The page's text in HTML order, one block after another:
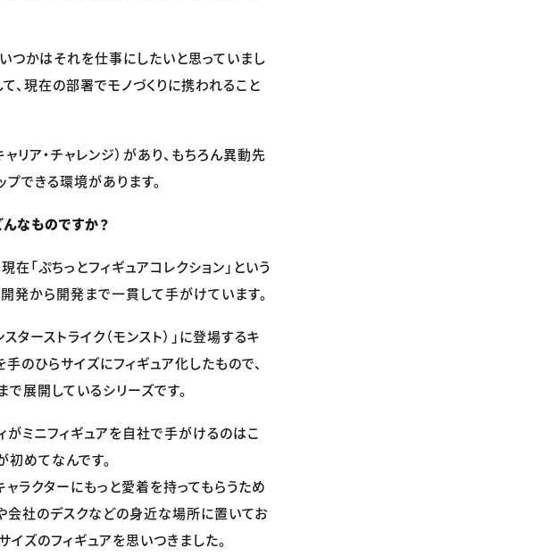
つかはそれを仕事にしたいと思っていまし
、現在の部署でモノづくりに携われること
リア・チャレンジ）があり、もちろん異動先
できる環境があります。
なものですか？
在「ぷちっとフィギュアコレクション」という
発から開発まで一貫して手がけています。
ターストライク（モンスト）」に登場するキ
手のひらサイズにフィギュア化したもので、
展開しているシリーズです。
がミニフィギュアを自社で手がけるのはこ
初めてなんです。
ャラクターにもっと愛着を持ってもらうため
会社のデスクなどの身近な場所に置いてお
イズのフィギュアを思いつきました。